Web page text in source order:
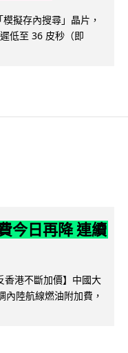
擬存內搜尋」晶片，
低至 36 皮秒（即
今日再降 連續
香港不斷加價】中國大
陸航線燃油附加費，